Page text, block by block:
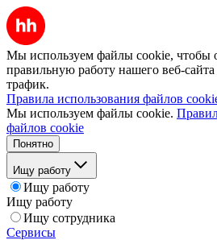
Мы используем файлы cookie, чтобы
правильную работу нашего веб-сайта
трафик.
Правила использования файлов
Мы используем файлы cookie.
файлов cookie
Понятно
Ищу работу
Ищу работу
Ищу работу
Ищу сотрудника
Сервисы